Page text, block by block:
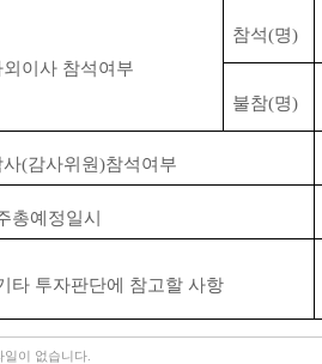
외이사 참석여부
참석(명)
불참(명)
사(감사위원)참석여부
총예정일시
타 투자판단에 참고할 사항
일이 없습니다.